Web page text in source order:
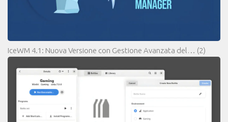
IceWM 4.1: Nuova Versione con Gestione Avanzata del… (2)